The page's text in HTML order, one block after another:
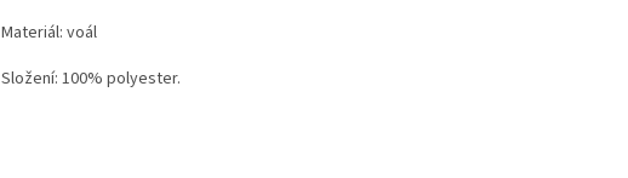
Materiál: voál
Složení: 100% polyester.